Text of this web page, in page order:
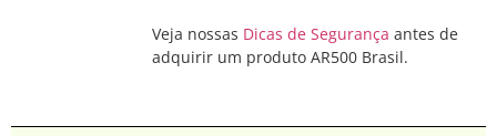
Veja nossas Dicas de Segurança antes de
adquirir um produto AR500 Brasil.